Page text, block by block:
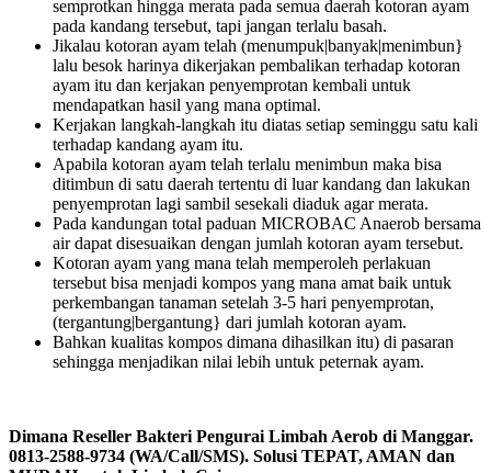
semprotkan hingga merata pada semua daerah kotoran ayam
pada kandang tersebut, tapi jangan terlalu basah.
Jikalau kotoran ayam telah (menumpuk|banyak|menimbun}
lalu besok harinya dikerjakan pembalikan terhadap kotoran
ayam itu dan kerjakan penyemprotan kembali untuk
mendapatkan hasil yang mana optimal.
Kerjakan langkah-langkah itu diatas setiap seminggu satu kali
terhadap kandang ayam itu.
Apabila kotoran ayam telah terlalu menimbun maka bisa
ditimbun di satu daerah tertentu di luar kandang dan lakukan
penyemprotan lagi sambil sesekali diaduk agar merata.
Pada kandungan total paduan MICROBAC Anaerob bersama
air dapat disesuaikan dengan jumlah kotoran ayam tersebut.
Kotoran ayam yang mana telah memperoleh perlakuan
tersebut bisa menjadi kompos yang mana amat baik untuk
perkembangan tanaman setelah 3-5 hari penyemprotan,
(tergantung|bergantung} dari jumlah kotoran ayam.
Bahkan kualitas kompos dimana dihasilkan itu) di pasaran
sehingga menjadikan nilai lebih untuk peternak ayam.
Dimana Reseller Bakteri Pengurai Limbah Aerob di Manggar.
0813-2588-9734 (WA/Call/SMS). Solusi TEPAT, AMAN dan